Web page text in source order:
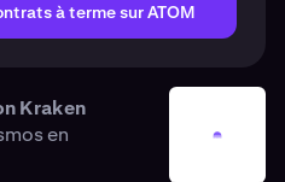
à terme sur ATOM
Kraken
en